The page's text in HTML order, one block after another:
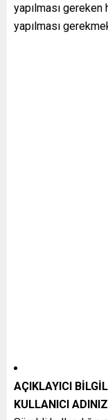
yapılması
yapılması
AÇIKLAYICI
KULLANICI